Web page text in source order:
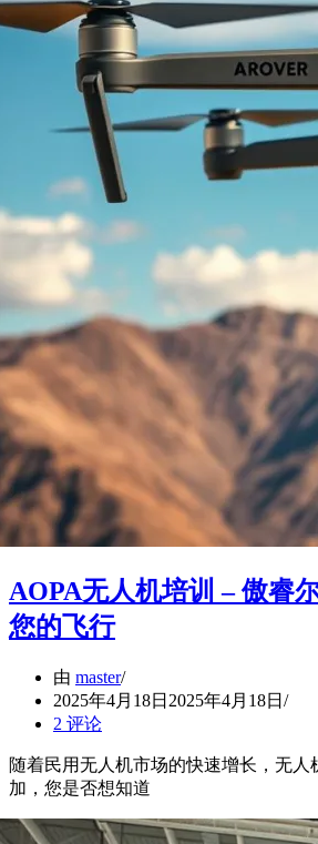
AOPA无人机培训 – 傲睿
您的飞行
由 master
2025年4月18日 2025年4月18日
2 评论
随着民用无人机市场的快速增长，无人
加，您是否想知道